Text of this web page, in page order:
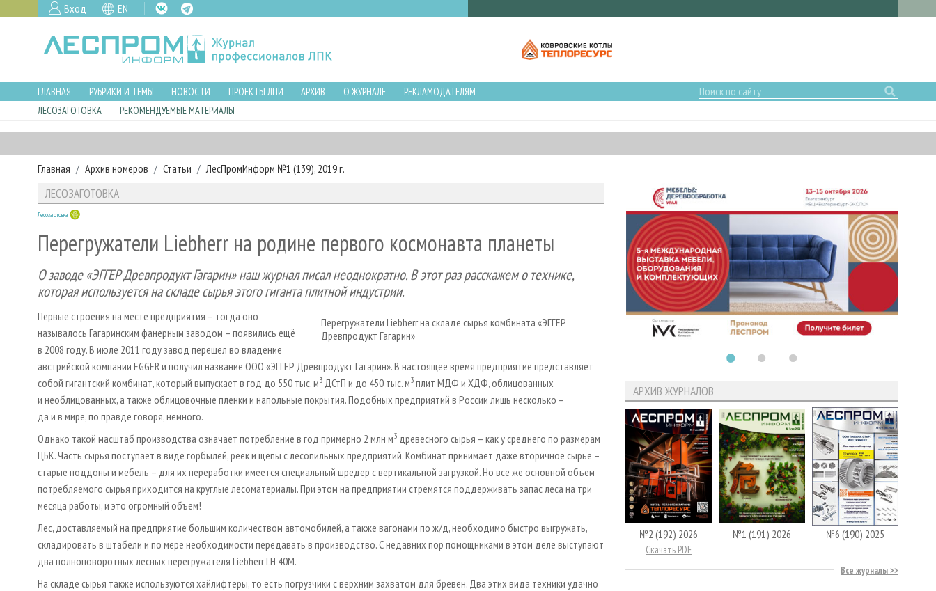
Вход EN
ГЛАВНАЯ РУБРИКИ И ТЕМЫ НОВОСТИ ПРОЕКТЫ ЛПИ АРХИВ О ЖУРНАЛЕ
РЕКЛАМОДАТЕЛЯМ
ЛЕСОЗАГОТОВКА
РЕКОМЕНДУЕМЫЕ МАТЕРИАЛЫ
Главная Архив номеров Статьи ЛесПромИнформ №1 (139), 2019 г.
ЛЕСОЗАГОТОВКА
Лесозаготовка
Перегружатели Liebherr на родине первого космонавта планеты
О заводе «ЭГГЕР Древпродукт Гагарин» наш журнал писал неоднократно. В этот раз расскажем о технике,
которая используется на складе сырья этого гиганта плитной индустрии.
Перегружатели Liebherr на складе сырья комбината «ЭГГЕР
Древпродукт Гагарин»
Первые строения на месте предприятия – тогда оно
называлось Гагаринским фанерным заводом – появились ещё
в 2008 году. В июле 2011 году завод перешел во владение
австрийской компании EGGER и получил название ООО «ЭГГЕР Древпродукт Гагарин». В настоящее время предприятие представляет
собой гигантский комбинат, который выпускает в год до 550 тыс. м3 ДСтП и до 450 тыс. м3 плит МДФ и ХДФ, облицованных
и необлицованных, а также облицовочные пленки и напольные покрытия. Подобных предприятий в России лишь несколько –
да и в мире, по правде говоря, немного.
Однако такой масштаб производства означает потребление в год примерно 2 млн м3 древесного сырья – как у среднего по размерам
ЦБК. Часть сырья поступает в виде горбылей, реек и щепы с лесопильных предприятий. Комбинат принимает даже вторичное сырье –
старые поддоны и мебель – для их переработки имеется специальный шредер с вертикальной загрузкой. Но все же основной объем
потребляемого сырья приходится на круглые лесоматериалы. При этом на предприятии стремятся поддерживать запас леса на три
месяца работы, и это огромный объем!
Лес, доставляемый на предприятие большим количеством автомобилей, а также вагонами по ж/д, необходимо быстро выгружать,
складировать в штабели и по мере необходимости передавать в производство. С недавних пор помощниками в этом деле выступают
два полноповоротных лесных перегружателя Liebherr LH 40M.
На складе сырья также используются хайлифтеры, то есть погрузчики с верхним захватом для бревен. Два этих вида техники удачно
АРХИВ ЖУРНАЛОВ
№2 (192) 2026
Скачать PDF
№1 (191) 2026 №6 (190) 2025
Все журналы